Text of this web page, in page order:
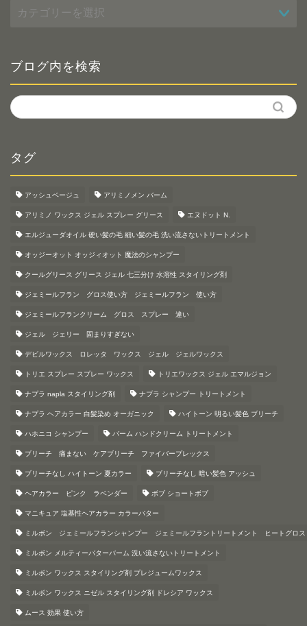
テ
ー
ブログ内を検索
タグ
アッシュベージュ アリミノメン バーム
アリミノ ワックス ジェル スプレー グリース エヌドット N.
エルジューダオイル 硬い髪の毛 細い髪の毛 洗い流さないトリートメント
オッジーオット オッジィオット 魔法のシャンプー
クールグリース グリース ジェル 七三分け 水溶性 スタイリング剤
ジェミールフラン グロス使い方 ジェミールフラン 使い方
ジェミールフランクリーム グロス スプレー 違い
ジェル ジェリー 固まりすぎない
デビルワックス ロレッタ ワックス ジェル ジェルワックス
トリエ スプレー スプレー ワックス トリエワックス ジェル エマルジョン
ナプラ napla スタイリング剤 ナプラ シャンプー トリートメント
ナプラ ヘアカラー 白髪染め オーガニック ハイトーン 明るい髪色 ブリーチ
ハホニコ シャンプー バーム ハンドクリーム トリートメント
ブリーチ 痛まない ケアブリーチ ファイバープレックス
ブリーチなし ハイトーン 夏カラー ブリーチなし 暗い髪色 アッシュ
ヘアカラー ピンク ラベンダー ボブ ショートボブ
マニキュア 塩基性ヘアカラー カラーバター
ミルボン ジェミールフランシャンプー ジェミールフラントリートメント ヒートグロス
ミルボン メルティーバターバーム 洗い流さないトリートメント
ミルボン ワックス スタイリング剤 プレジュームワックス
ミルボン ワックス ニゼル スタイリング剤 ドレシア ワックス
ムース 効果 使い方